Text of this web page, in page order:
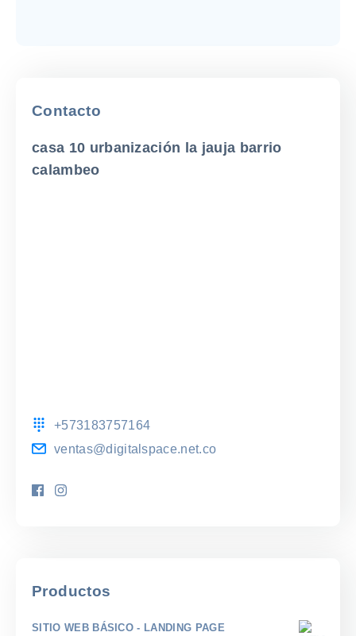
Contacto
casa 10 urbanización la jauja barrio
calambeo
+573183757164
ventas@digitalspace.net.co
Productos
SITIO WEB BÁSICO - LANDING PAGE